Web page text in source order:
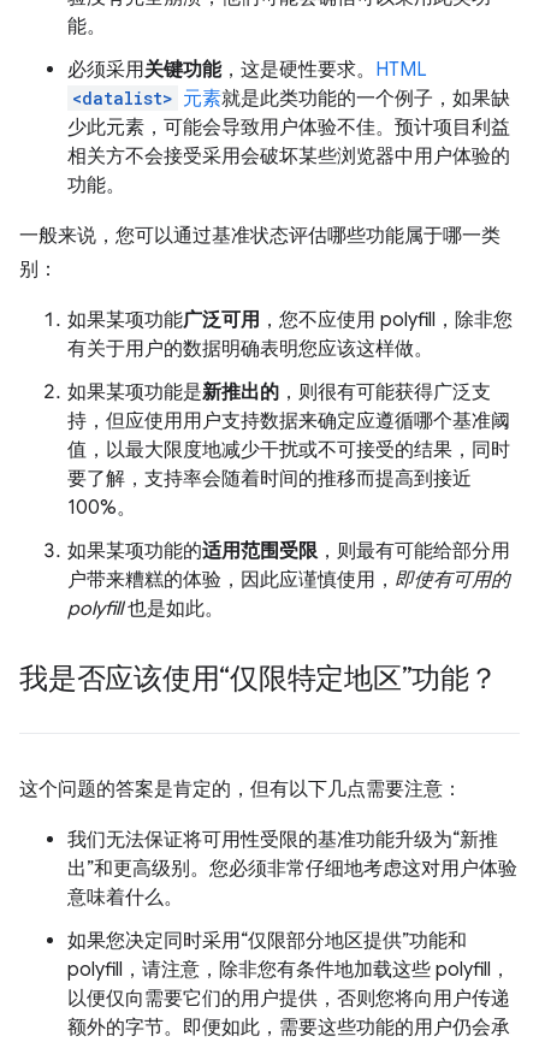
能。
必须采用关键功能，这是硬性要求。 HTML
<datalist> 元素就是此类功能的一个例子，如果缺
少此元素，可能会导致用户体验不佳。预计项目利益
相关方不会接受采用会破坏某些浏览器中用户体验的
功能。
一般来说，您可以通过基准状态评估哪些功能属于哪一类
别：
如果某项功能广泛可用 ，您不应使用 polyfill，除非您
有关于用户的数据明确表明您应该这样做。
如果某项功能是新推出的 ，则很有可能获得广泛支
持，但应使用用户支持数据来确定应遵循哪个基准阈
值，以最大限度地减少干扰或不可接受的结果，同时
要了解，支持率会随着时间的推移而提高到接近
100%。
如果某项功能的适用范围受限，则最有可能给部分用
户带来糟糕的体验，因此应谨慎使用， 即使有可用的
polyfill也是如此。
我是否应该使用“仅限特定地区”功能？
这个问题的答案是肯定的，但有以下几点需要注意：
我们无法保证将可用性受限的基准功能升级为“新推
出”和更高级别。您必须非常仔细地考虑这对用户体验
意味着什么。
如果您决定同时采用“仅限部分地区提供”功能和
polyfill，请注意，除非您有条件地加载这些 polyfill，
以便仅向需要它们的用户提供，否则您将向用户传递
额外的字节。即便如此，需要这些功能的用户仍会承